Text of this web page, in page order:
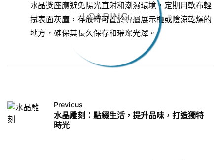
LOADING...
水晶獎座應避免陽光直射和潮濕環境，定期用軟布輕
拭表面灰塵，存放時可置於專屬展示櫃或陰涼乾燥的
地方，確保其長久保存和璀璨光澤。
Previous
水晶雕刻：點綴生活，提升品味，打造獨特
時光